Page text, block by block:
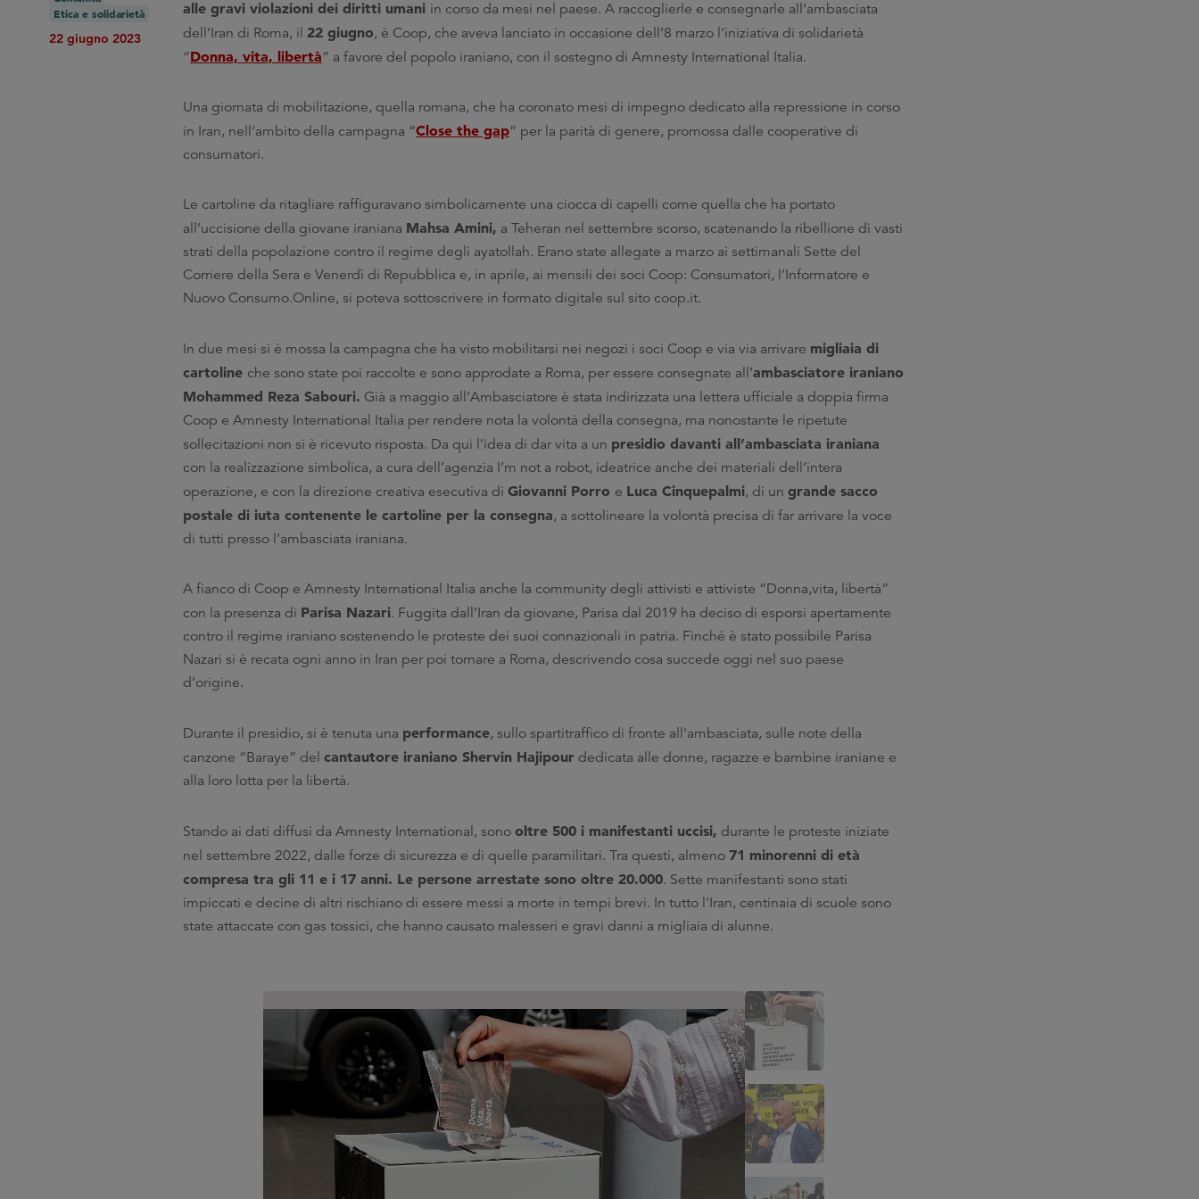
Etica e solidarietà
22 giugno 2023
alle gravi violazioni dei diritti umani in corso da mesi nel paese. A raccoglierle e consegnarle all’ambasciata
dell’Iran di Roma, il 22 giugno, è Coop, che aveva lanciato in occasione dell’8 marzo l’iniziativa di solidarietà
“Donna, vita, libertà” a favore del popolo iraniano, con il sostegno di Amnesty International Italia.
Una giornata di mobilitazione, quella romana, che ha coronato mesi di impegno dedicato alla repressione in corso
in Iran, nell’ambito della campagna “Close the gap” per la parità di genere, promossa dalle cooperative di
consumatori.
Le cartoline da ritagliare raffiguravano simbolicamente una ciocca di capelli come quella che ha portato
all’uccisione della giovane iraniana Mahsa Amini, a Teheran nel settembre scorso, scatenando la ribellione di vasti
strati della popolazione contro il regime degli ayatollah. Erano state allegate a marzo ai settimanali Sette del
Corriere della Sera e Venerdì di Repubblica e, in aprile, ai mensili dei soci Coop: Consumatori, l’Informatore e
Nuovo Consumo.Online, si poteva sottoscrivere in formato digitale sul sito coop.it.
In due mesi si è mossa la campagna che ha visto mobilitarsi nei negozi i soci Coop e via via arrivare migliaia di
cartoline che sono state poi raccolte e sono approdate a Roma, per essere consegnate all’ambasciatore iraniano
Mohammed Reza Sabouri. Già a maggio all’Ambasciatore è stata indirizzata una lettera ufficiale a doppia firma
Coop e Amnesty International Italia per rendere nota la volontà della consegna, ma nonostante le ripetute
sollecitazioni non si è ricevuto risposta. Da qui l’idea di dar vita a un presidio davanti all’ambasciata iraniana
con la realizzazione simbolica, a cura dell’agenzia I’m not a robot, ideatrice anche dei materiali dell’intera
operazione, e con la direzione creativa esecutiva di Giovanni Porro e Luca Cinquepalmi, di un grande sacco
postale di iuta contenente le cartoline per la consegna, a sottolineare la volontà precisa di far arrivare la voce
di tutti presso l’ambasciata iraniana.
A fianco di Coop e Amnesty International Italia anche la community degli attivisti e attiviste “Donna,vita, libertà”
con la presenza di Parisa Nazari. Fuggita dall’Iran da giovane, Parisa dal 2019 ha deciso di esporsi apertamente
contro il regime iraniano sostenendo le proteste dei suoi connazionali in patria. Finché è stato possibile Parisa
Nazari si è recata ogni anno in Iran per poi tornare a Roma, descrivendo cosa succede oggi nel suo paese
d’origine.
Durante il presidio, si è tenuta una performance, sullo spartitraffico di fronte all'ambasciata, sulle note della
canzone “Baraye” del cantautore iraniano Shervin Hajipour dedicata alle donne, ragazze e bambine iraniane e
alla loro lotta per la libertà.
Stando ai dati diffusi da Amnesty International, sono oltre 500 i manifestanti uccisi, durante le proteste iniziate
nel settembre 2022, dalle forze di sicurezza e di quelle paramilitari. Tra questi, almeno 71 minorenni di età
compresa tra gli 11 e i 17 anni. Le persone arrestate sono oltre 20.000. Sette manifestanti sono stati
impiccati e decine di altri rischiano di essere messi a morte in tempi brevi. In tutto l'Iran, centinaia di scuole sono
state attaccate con gas tossici, che hanno causato malesseri e gravi danni a migliaia di alunne.